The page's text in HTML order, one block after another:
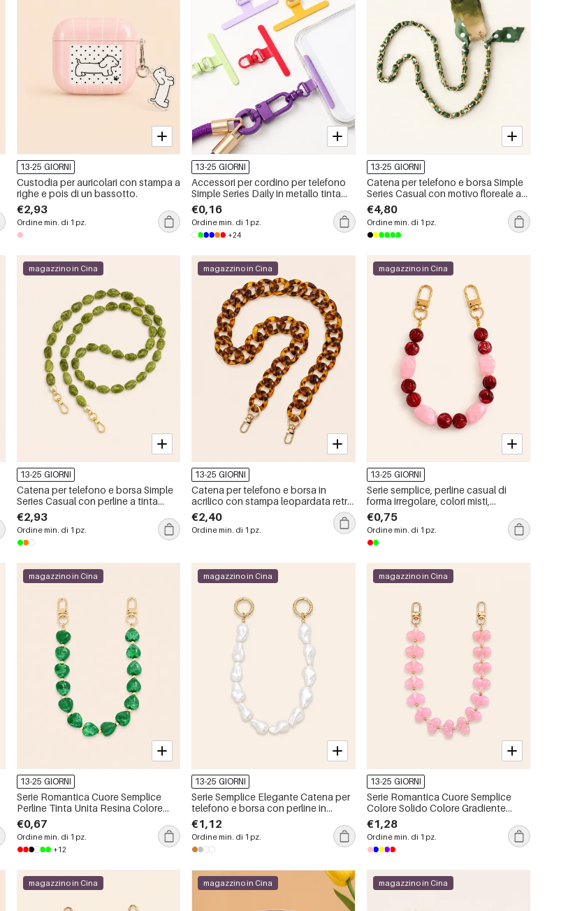
13-25 GIORNI
Custodia per auricolari con stampa a
righe e pois di un bassotto.
€2,93
Ordine min. di 1 pz.
13-25 GIORNI
Accessori per cordino per telefono
Simple Series Daily in metallo tinta
unita con connettore per scheda
€0,16
Ordine min. di 1 pz.
+24
13-25 GIORNI
Catena per telefono e borsa Simple
Series Casual con motivo floreale a
pois e paisley intrecciato in
poliestere
€4,80
Ordine min. di 1 pz.
magazzino in Cina
13-25 GIORNI
Catena per telefono e borsa Simple
Series Casual con perline a tinta
unita e sfumatura di colore acrilico.
€2,93
Ordine min. di 1 pz.
magazzino in Cina
13-25 GIORNI
Catena per telefono e borsa in
acrilico con stampa leopardata retrò
della serie Simple
€2,40
Ordine min. di 1 pz.
magazzino in Cina
13-25 GIORNI
Serie semplice, perline casual di
forma irregolare, colori misti,
sfumatura di colore, resina, catena
per telefono e borsa
€0,75
Ordine min. di 1 pz.
magazzino in Cina
13-25 GIORNI
Serie Romantica Cuore Semplice
Perline Tinta Unita Resina Colore
Sfumato Catena per Telefono e
Borsa
€0,67
Ordine min. di 1 pz.
+12
magazzino in Cina
13-25 GIORNI
Serie Semplice Elegante Catena per
telefono e borsa con perline in
acrilico dalla forma irregolare e tinta
unita
€1,12
Ordine min. di 1 pz.
magazzino in Cina
13-25 GIORNI
Serie Romantica Cuore Semplice
Colore Solido Colore Gradiente
Catena per Telefono e Borsa in
Acrilico
€1,28
Ordine min. di 1 pz.
magazzino in Cina magazzino in Cina magazzino in Cina